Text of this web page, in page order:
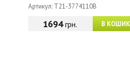
Артикул: T21-3774110B
В КОШИК
1694грн.